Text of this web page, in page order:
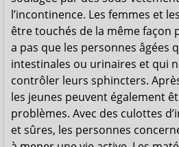
l’incontinence. Les femmes et
être touchés de la même façon
a pas que les personnes âgées
intestinales ou urinaires et qui
contrôler leurs sphincters.
les jeunes peuvent également
problèmes. Avec des culottes
et sûres, les personnes